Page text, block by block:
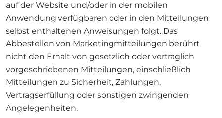
auf der Website und/oder in der mobilen
Anwendung verfügbaren oder in den Mitteilungen
selbst enthaltenen Anweisungen folgt. Das
Abbestellen von Marketingmitteilungen berührt
nicht den Erhalt von gesetzlich oder vertraglich
vorgeschriebenen Mitteilungen, einschließlich
Mitteilungen zu Sicherheit, Zahlungen,
Vertragserfüllung oder sonstigen zwingenden
Angelegenheiten.